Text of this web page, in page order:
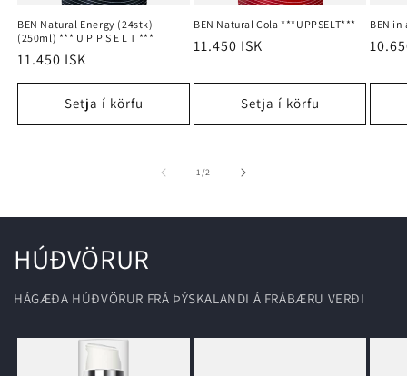
BEN Natural Energy (24stk)
(250ml) *** U P P S E L T ***
Regular
price
11.450 ISK
Setja í körfu
BEN Natural Cola ***UPPSELT***
Regular
11.450 ISK
Setja í körfu
BEN in
1/of2
HÚÐVÖRUR
HÁGÆÐA HÚÐVÖRUR FRÁ ÞÝSKALANDI Á FRÁBÆRU VERÐI